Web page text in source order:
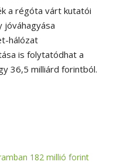
a régóta várt kutatói
jóváhagyása
hálózat
is folytatódhat a
36,5 milliárd forintból.
182 millió forint